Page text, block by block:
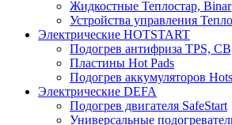
Жидкостные Теплостар, Binar
Устройства управления
Электрические HOTSTART
Подогрев антифриза TPS,
Пластины Hot Pads
Подогрев аккумуляторов
Электрические DEFA
Подогрев двигателя SafeStart
Универсальные